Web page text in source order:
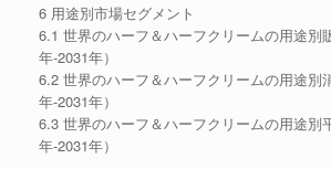
6 用途別市場セグメント
6.1 世界のハーフ＆ハーフクリームの用途別
年-2031年）
6.2 世界のハーフ＆ハーフクリームの用途別
年-2031年）
6.3 世界のハーフ＆ハーフクリームの用途別
年-2031年）